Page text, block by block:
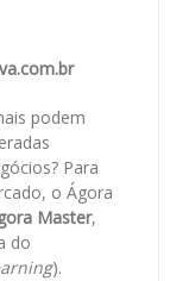
podem
Para
o Ágora
Master,
do
).